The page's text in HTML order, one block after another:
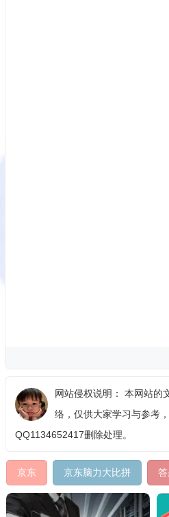
网站侵权说明： 本网站的
络，仅供大家学习与参考
QQ1134652417删除处理。
京东 京东脑力大比拼